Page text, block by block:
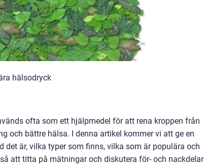
hälsodryck
ofta som ett hjälpmedel för att rena kroppen från
och bättre hälsa. I denna artikel kommer vi att ge en
är, vilka typer som finns, vilka som är populära och
att titta på mätningar och diskutera för- och nackdelar